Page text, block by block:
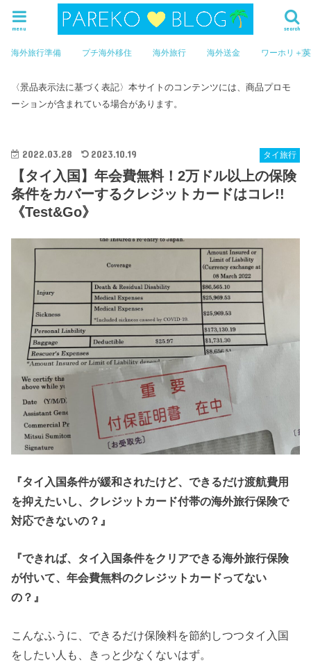
search
menu
海外旅行準備 プチ海外移住 海外旅行 海外送金 ワーホリ＋
〈景品表示法に基づく表記〉本サイトのコンテンツには、商品プロモ
ーションが含まれている場合があります。
タイ旅行
2022.03.28 2023.10.19
【タイ入国】年会費無料！2万ドル以上の保険
条件をカバーするクレジットカードはコレ!!
《Test&Go》
『タイ入国条件が緩和されたけど、できるだけ渡航費用
を抑えたいし、クレジットカード付帯の海外旅行保険で
対応できないの？』
『できれば、タイ入国条件をクリアできる海外旅行保険
が付いて、年会費無料のクレジットカードってない
の？』
こんなふうに、できるだけ保険料を節約しつつタイ入国
をしたい人も、きっと少なくないはず。